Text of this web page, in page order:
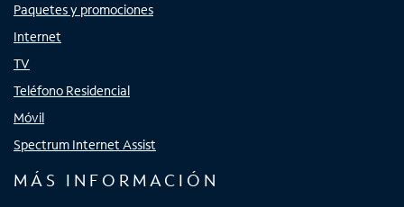
Paquetes y promociones
Internet
TV
Teléfono Residencial
Móvil
Spectrum Internet Assist
MÁS INFORMACIÓN